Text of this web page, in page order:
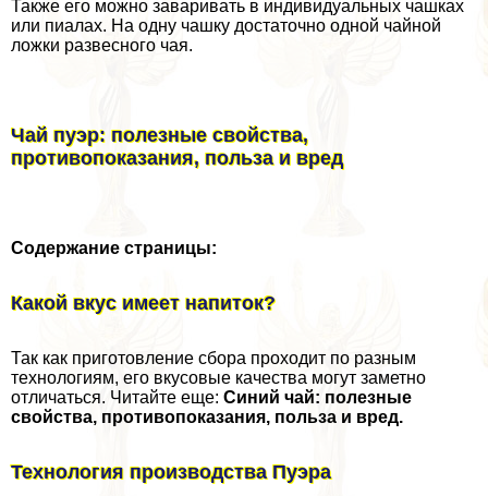
Также его можно заваривать в индивидуальных чашках
или пиалах. На одну чашку достаточно одной чайной
ложки развесного чая.
Чай пуэр: полезные свойства,
противопоказания, польза и вред
Содержание страницы:
Какой вкус имеет напиток?
Так как приготовление сбора проходит по разным
технологиям, его вкусовые качества могут заметно
отличаться. Читайте еще: Синий чай: полезные
свойства, противопоказания, польза и вред.
Технология производства Пуэра